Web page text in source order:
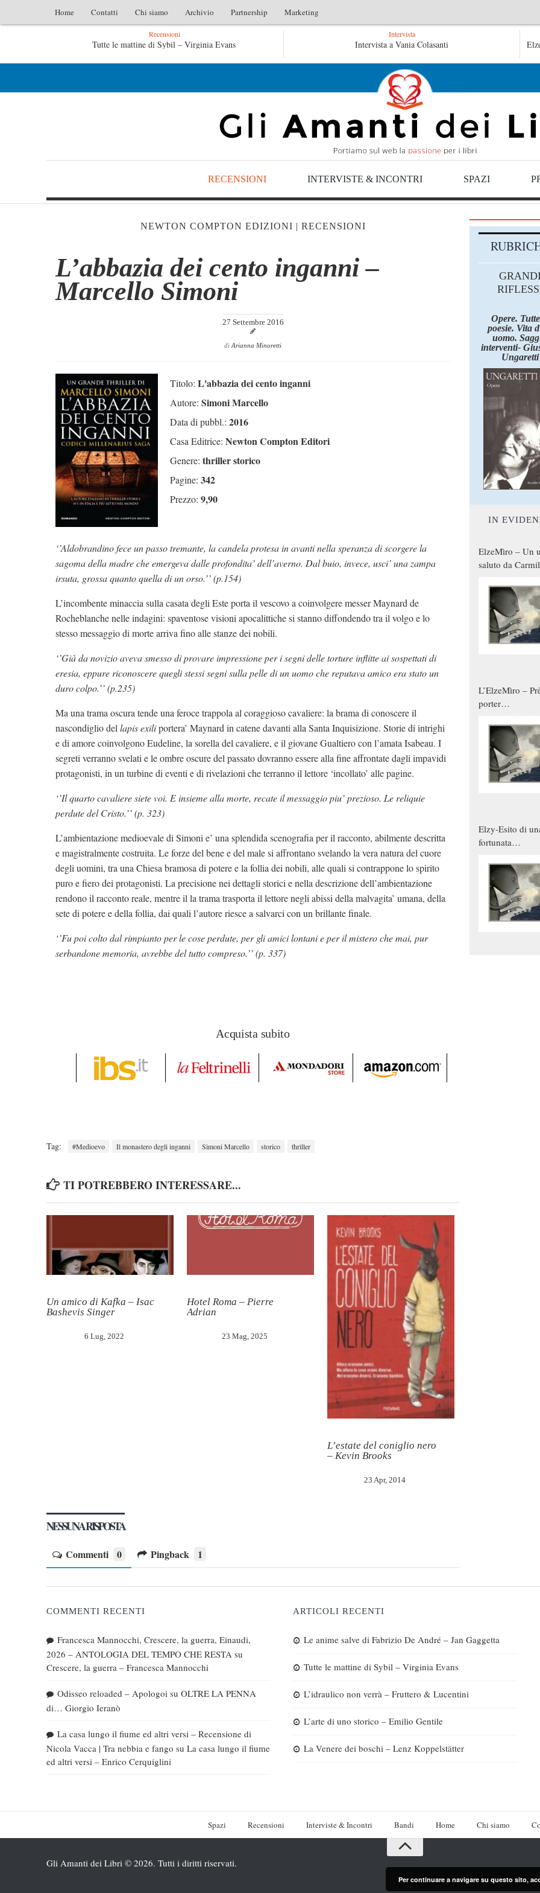
Home Contatti Chi siamo Archivio Partnership Marketing
Recensioni
L’idraulico non verrà – Fruttero & Lucentini Le anime salve di Fabrizio De André – Jan Gaggetta
Le anime salve di Fabrizio De André – Jan Gaggetta
Intervista
Intervista a Vania Colasanti
RECENSIONI INTERVISTE & INCONTRI SPAZI
NEWTON COMPTON EDIZIONI | RECENSIONI
L’abbazia dei cento inganni –
Marcello Simoni
27 Settembre 2016
di Arianna Minoretti
Titolo: L'abbazia dei cento inganni
Autore: Simoni Marcello
Data di pubbl.: 2016
Casa Editrice: Newton Compton Editori
Genere: thriller storico
Pagine: 342
Prezzo: 9,90
‘’Aldobrandino fece un passo tremante, la candela protesa in avanti nella speranza di scorgere la
sagoma della madre che emergeva dalle profondita’ dell’averno. Dal buio, invece, usci’ una zampa
irsuta, grossa quanto quella di un orso.’’ (p.154)
L’incombente minaccia sulla casata degli Este porta il vescovo a coinvolgere messer Maynard de
Rocheblanche nelle indagini: spaventose visioni apocalittiche si stanno diffondendo tra il volgo e lo
stesso messaggio di morte arriva fino alle stanze dei nobili.
‘’Già da novizio aveva smesso di provare impressione per i segni delle torture inflitte ai sospettati di
eresia, eppure riconoscere quegli stessi segni sulla pelle di un uomo che reputava amico era stato un
duro colpo.’’ (p.235)
Ma una trama oscura tende una feroce trappola al coraggioso cavaliere: la brama di conoscere il
nascondiglio del lapis exiliportera’ Maynard in catene davanti alla Santa Inquisizione. Storie di intrighi
e di amore coinvolgono Eudeline, la sorella del cavaliere, e il giovane Gualtiero con l’amata Isabeau. I
segreti verranno svelati e le ombre oscure del passato dovranno essere alla fine affrontate dagli impavidi
protagonisti, in un turbine di eventi e di rivelazioni che terranno il lettore ‘incollato’ alle pagine.
‘’Il quarto cavaliere siete voi. E insieme alla morte, recate il messaggio piu’ prezioso. Le reliquie
perdute del Cristo.’’ (p. 323)
L’ambientazione medioevale di Simoni e’ una splendida scenografia per il racconto, abilmente descritta
e magistralmente costruita. Le forze del bene e del male si affrontano svelando la vera natura del cuore
degli uomini, tra una Chiesa bramosa di potere e la follia dei nobili, alle quali si contrappone lo spirito
puro e fiero dei protagonisti. La precisione nei dettagli storici e nella descrizione dell’ambientazione
rendono il racconto reale, mentre il la trama trasporta il lettore negli abissi della malvagita’ umana, della
sete di potere e della follia, dai quali l’autore riesce a salvarci con un brillante finale.
‘’Fu poi colto dal rimpianto per le cose perdute, per gli amici lontani e per il mistero che mai, pur
serbandone memoria, avrebbe del tutto compreso.’’ (p. 337)
Acquista subito
Tag: #Medioevo Il monastero degli inganni Simoni Marcello storico thriller
TI POTREBBERO INTERESSARE...
Un amico di Kafka – Isac
Bashevis Singer
6 Lug, 2022
Hotel Roma – Pierre
Adrian
23 Mag, 2025
L’estate del coniglio nero
– Kevin Brooks
23 Apr, 2014
NESSUNA RISPOSTA
Commenti 0 Pingback 1
Opere.
poesie. Vita
uomo.
interventi-
Ungaretti
IN
ElzeMìro – Un
saluto da
qualche modo
donne
L’ElzeMìro –
porter
Elzy-Esito di
fortunata
COMMENTI RECENTI
Francesca Mannocchi, Crescere, la guerra, Einaudi,
2026 – ANTOLOGIA DEL TEMPO CHE RESTA su
Crescere, la guerra – Francesca Mannocchi
Odisseo reloaded – Apologoi su OLTRE LA PENNA
di… Giorgio Ieranò
La casa lungo il fiume ed altri versi – Recensione di
Nicola Vacca | Tra nebbia e fango su La casa lungo il fiume
ed altri versi – Enrico Cerquiglini
ARTICOLI RECENTI
Le anime salve di Fabrizio De André – Jan Gaggetta
Tutte le mattine di Sybil – Virginia Evans
L’idraulico non verrà – Fruttero & Lucentini
L’arte di uno storico – Emilio Gentile
La Venere dei boschi – Lenz Koppelstätter
Spazi Recensioni Interviste & Incontri Bandi Home Chi siamo
Gli Amanti dei Libri © 2026. Tutti i diritti riservati.
Per continuare a navigare su questo sito,